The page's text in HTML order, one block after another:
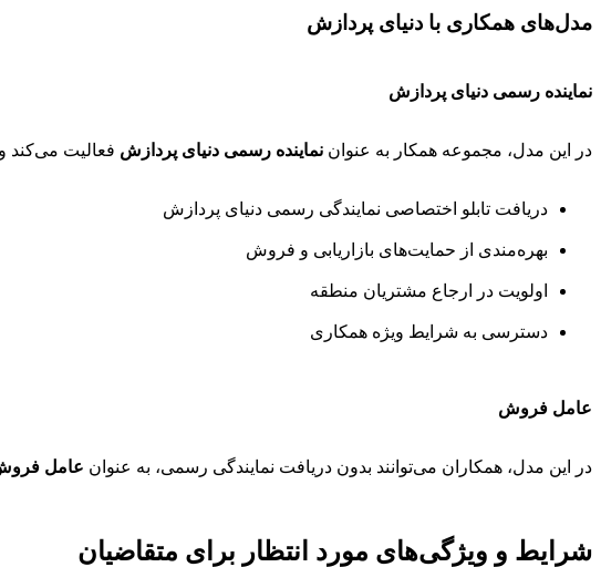
مدل‌های همکاری با دنیای پردازش
نماینده رسمی دنیای پردازش
در این مدل، مجموعه همکار به عنوان نماینده رسمی دنیای پردازش فعالیت می‌کند
دریافت تابلو اختصاصی نمایندگی رسمی دنیای پردازش
بهره‌مندی از حمایت‌های بازاریابی و فروش
اولویت در ارجاع مشتریان منطقه
دسترسی به شرایط ویژه همکاری
عامل فروش
در این مدل، همکاران می‌توانند بدون دریافت نمایندگی رسمی، به عنوان عامل
شرایط و ویژگی‌های مورد انتظار برای متقاضیان